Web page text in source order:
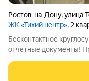
Ростов-на-Дону,улица
ЖК «Тихий центр», 2
Бесконтактное
отчетные документы! Предлагаем светлую, уютную квартиру
рядом: Магазины, аптеки,